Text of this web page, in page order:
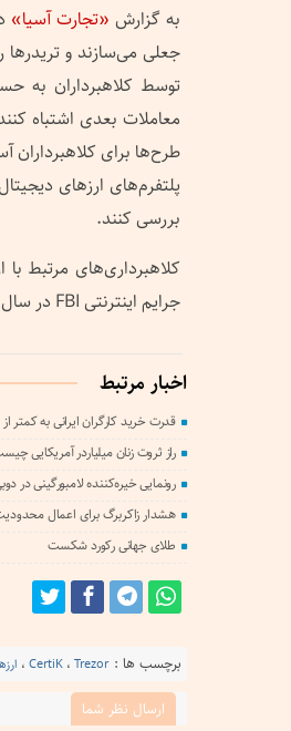
به گزارش «تجارت آسیا»
جعلی می‌سازند و
توسط کلاهبرداران به
معاملات بعدی اشتباه
طرح‌ها برای
بررسی کنند.
کلاهبرداری‌های مرتبط
جرایم اینترنتی FBI در سال 2023، این کلاهبرداری‌ها 3.94 میلیارد دلار برآورد شده است.
اخبار مرتبط
قدرت خرید کارگران ایرانی به
راز ثروت زنان میلیاردر آمریکایی
رونمایی خیره‌کننده لامبورگینی در
هشدار زاکربرگ برای اعمال
طلای جهانی رکورد شکست
برچسب ها : CertiK، Trezor ،
ارسال نظر شما